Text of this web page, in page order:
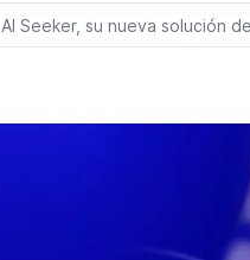
Seeker, su nueva solución